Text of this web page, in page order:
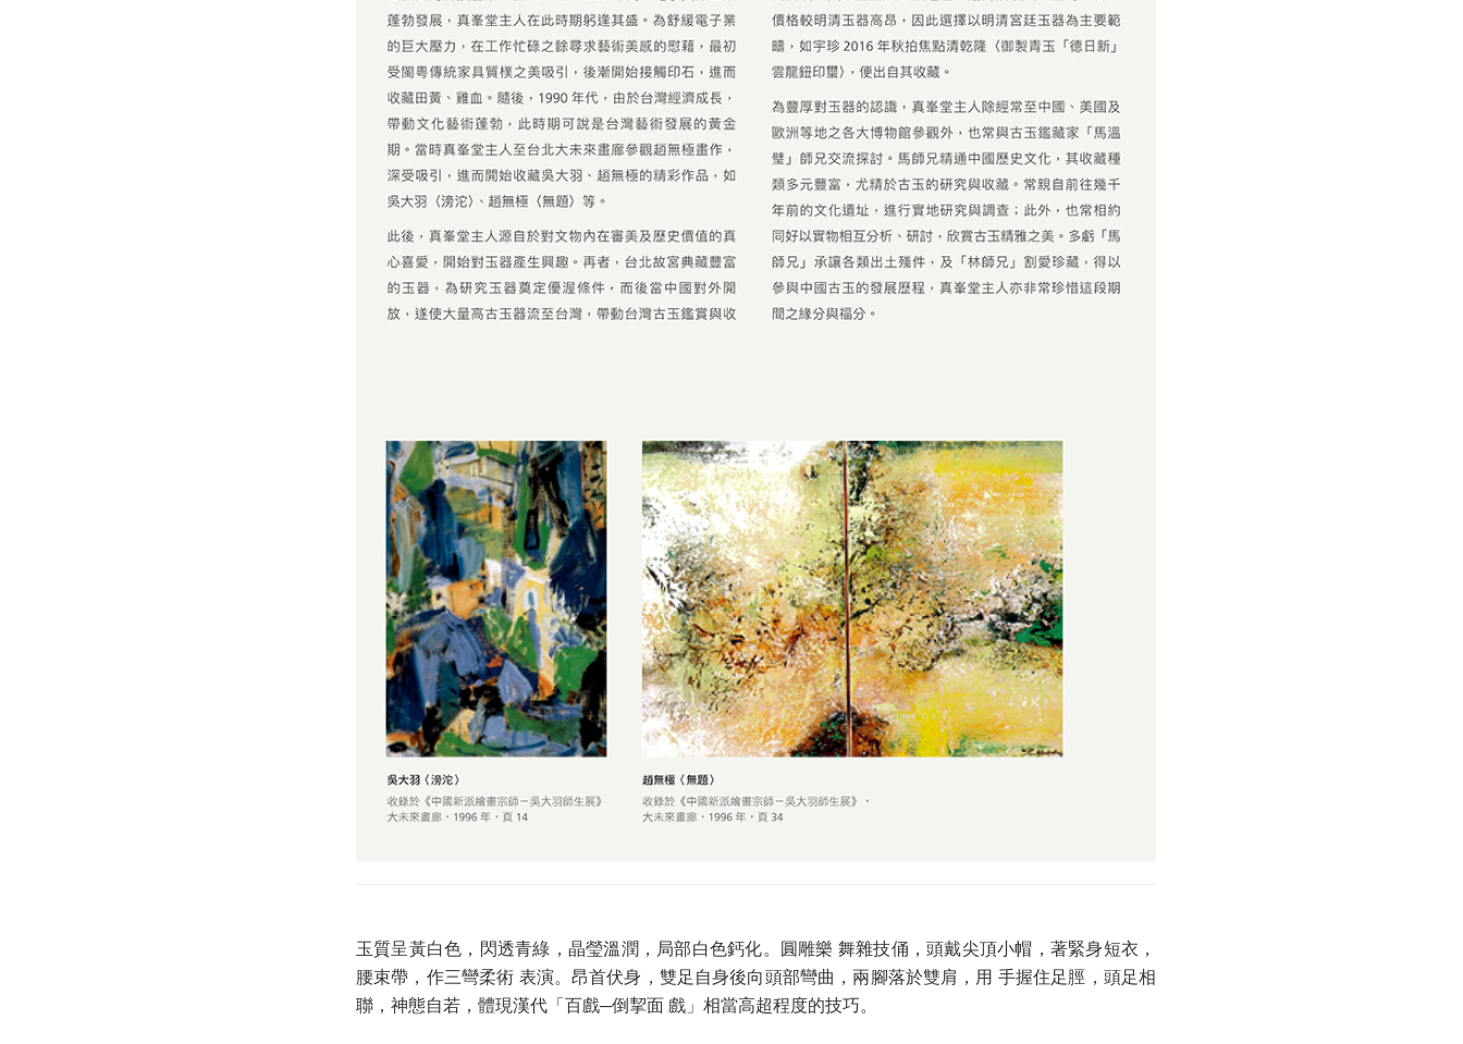
玉質呈黃白色，閃透青綠，晶瑩溫潤，局部白色鈣化。圓雕樂 舞雜技俑，頭戴尖頂小帽，著緊身短衣，
腰束帶，作三彎柔術 表演。昂首伏身，雙足自身後向頭部彎曲，兩腳落於雙肩，用 手握住足脛，頭足相
聯，神態自若，體現漢代「百戲─倒挈面 戲」相當高超程度的技巧。